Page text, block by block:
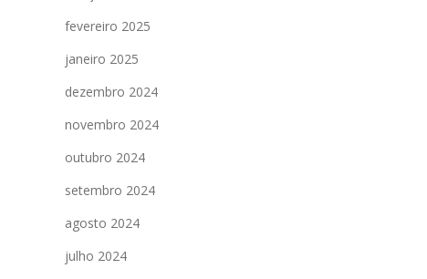
fevereiro 2025
janeiro 2025
dezembro 2024
novembro 2024
outubro 2024
setembro 2024
agosto 2024
julho 2024